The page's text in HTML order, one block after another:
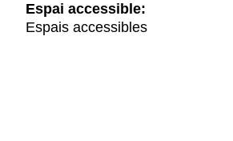
Espai accessible:
Espais accessibles